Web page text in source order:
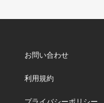
お問い合わせ
利用規約